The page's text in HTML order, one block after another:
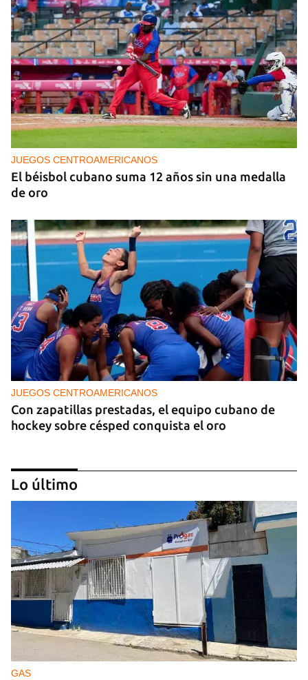
JUEGOS CENTROAMERICANOS
El béisbol cubano suma 12 años sin una medalla
de oro
JUEGOS CENTROAMERICANOS
Con zapatillas prestadas, el equipo cubano de
hockey sobre césped conquista el oro
DEPORTES
La lucha afianza a Cuba en el tercer lugar del
medallero en los Centroamericanos
Lo último
GAS